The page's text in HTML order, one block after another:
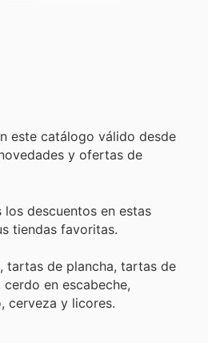
este catálogo válido desde
y ofertas de
descuentos en estas
tiendas favoritas.
tartas de plancha, tartas de
en escabeche,
cerveza y licores.